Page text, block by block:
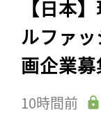
【日本
ルファ
画企業
10時間前